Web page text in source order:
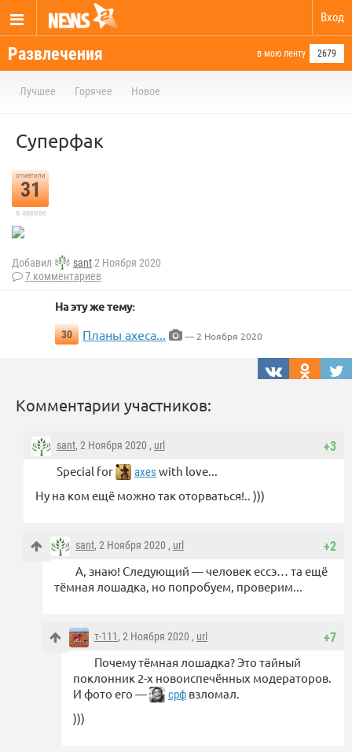
Вход
Развлечения в мою ленту 2679
Лучшее Горячее Новое
Суперфак
отметили
31
в архиве
Добавил sant2 Ноября 2020
7 комментариев
На эту же тему:
30 Планы ахеса... — 2 Ноября 2020
Комментарии участников:
+3
sant, 2 Ноября 2020 , url
Special for axes with love...
Ну на ком ещё можно так оторваться!.. )))
+2
sant, 2 Ноября 2020 , url
А, знаю! Следующий — человек ессэ… та ещё
тёмная лошадка, но попробуем, проверим...
+7
т-111, 2 Ноября 2020 , url
Почему тёмная лошадка? Это тайный
поклонник 2-х новоиспечённых модераторов.
И фото его —
срф взломал.
)))